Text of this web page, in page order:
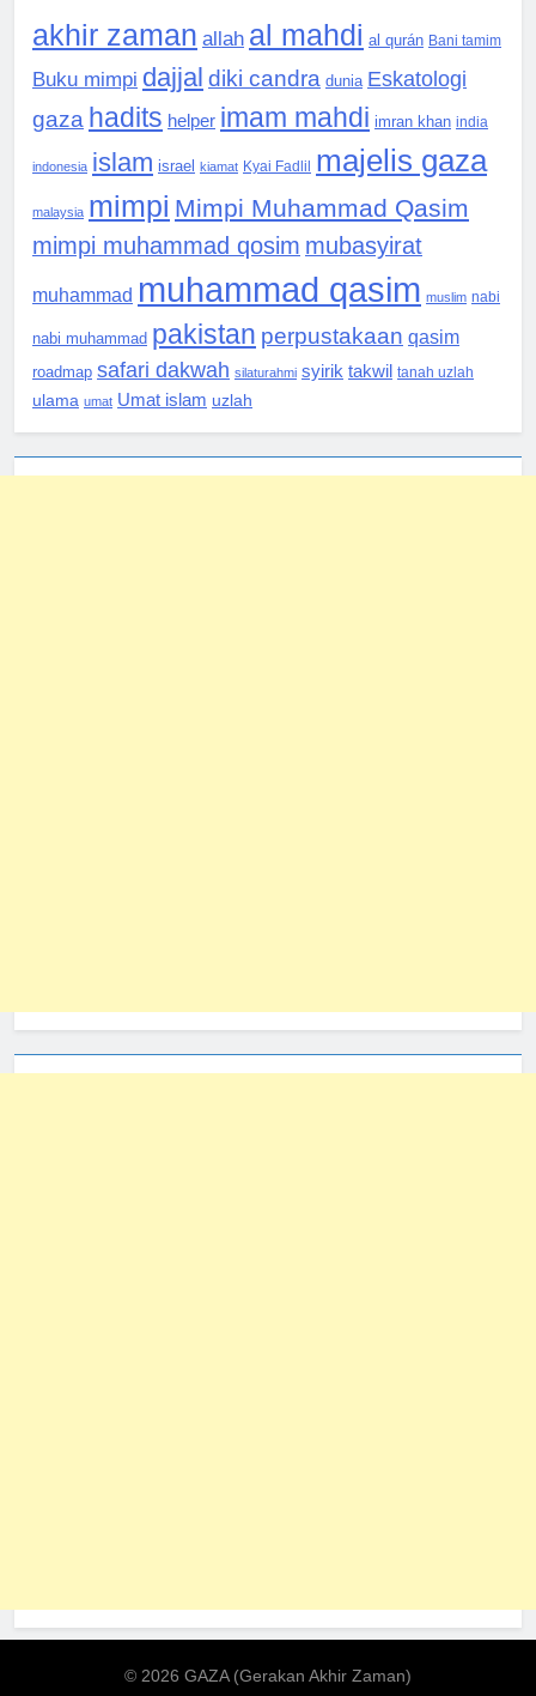
akhir zaman allah al mahdi al qurán Bani tamim
Buku mimpi dajjal diki candra dunia Eskatologi
gaza hadits helper imam mahdi imran khan india
indonesia islam israel kiamat Kyai Fadlil majelis gaza
malaysia mimpi Mimpi Muhammad Qasim
mimpi muhammad qosim mubasyirat
muhammad muhammad qasim muslim nabi
nabi muhammad pakistan perpustakaan qasim
roadmap safari dakwah silaturahmi syirik takwil tanah uzlah
ulama umat Umat islam uzlah